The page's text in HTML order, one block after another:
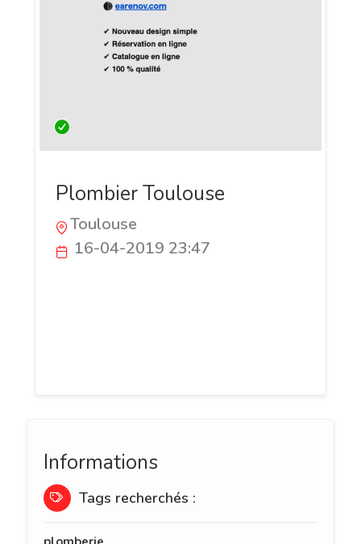
Plombier Toulouse
Toulouse
16-04-2019 23:47
Informations
Tags recherchés :